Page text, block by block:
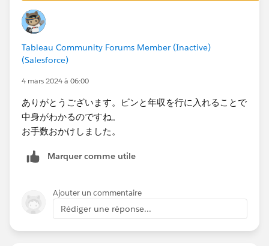
データがどのビンに入っているのかを確認することがで
きます。
Tableau Community Forums Member (Inactive)
(Salesforce)
4 mars 2024 à 06:00
ありがとうございます。ビンと年収を行に入れることで
中身がわかるのですね。
お手数おかけしました。
Marquer comme utile
Ajouter un commentaire
Rédiger une réponse...